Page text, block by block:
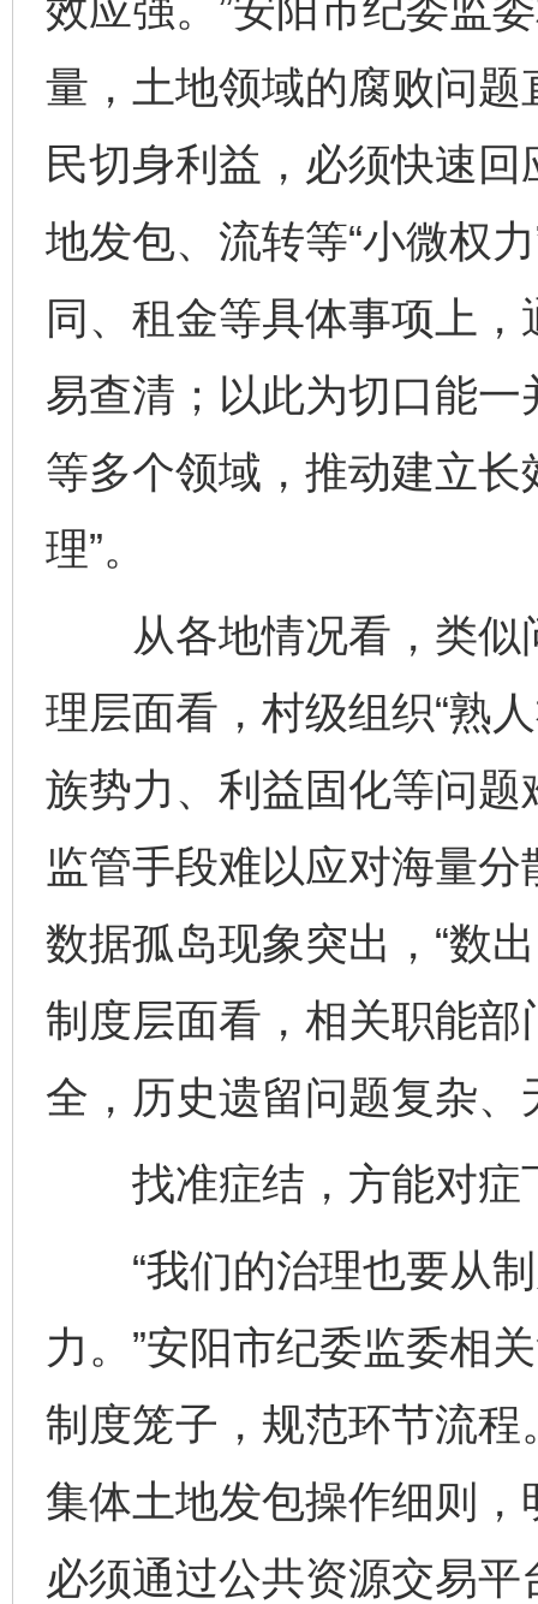
效应强。”安阳市纪委监
量，土地领域的腐败问
民切身利益，必须快速
地发包、流转等“小微权
同、租金等具体事项上
易查清；以此为切口能
等多个领域，推动建立长
理”。
从各地情况看，类似
理层面看，村级组织“熟
族势力、利益固化等问
监管手段难以应对海量
数据孤岛现象突出，“数
制度层面看，相关职能
全，历史遗留问题复杂、
找准症结，方能对症
“我们的治理也要从制
力。”安阳市纪委监委相
制度笼子，规范环节流
集体土地发包操作细则
必须通过公共资源交易